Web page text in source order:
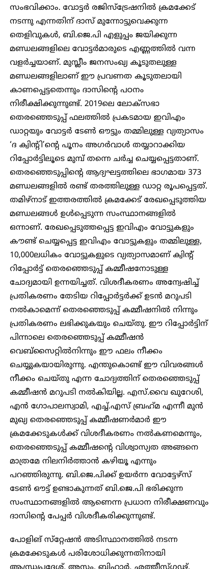
സംഭവിക്കാം. വോട്ടർ രജിസ്‌ട്രേഷനിൽ ക്രമക്കേട്
നടന്നു എന്നതിന് ദാസ് മുന്നോട്ടുവെക്കുന്ന
തെളിവുകൾ, ബി.ജെ.പി എളുപ്പം ജയിക്കുന്ന
മണ്ഡലങ്ങളിലെ വോട്ടർമാരുടെ എണ്ണത്തിൽ വന്ന
വളർച്ചയാണ്. മുസ്ലീം ജനസംഖ്യ കൂടുതലുള്ള
മണ്ഡലങ്ങളിലാണ് ഈ പ്രവണത കൂടുതലായി
കാണപ്പെട്ടതെന്നും ദാസിന്റെ പഠനം
നിരീക്ഷിക്കുന്നുണ്ട്. 2019ലെ ലോക്‌സഭാ
തെരഞ്ഞെടുപ്പ് ഫലത്തിൽ പ്രകടമായ ഇവിഎം
ഡാറ്റയും വോട്ടർ ടേൺ ഔട്ടും തമ്മിലുള്ള വ്യത്യാസം
‘ദ ക്വിന്റി’ന്റെ പൂനം അഗർവാൾ തയ്യാറാക്കിയ
റിപ്പോർട്ടിലൂടെ മുമ്പ് തന്നെ ചർച്ച ചെയ്യപ്പെട്ടതാണ്.
തെരഞ്ഞെടുപ്പിന്റെ ആദ്യഘട്ടത്തിലെ ഭാഗമായ 373
മണ്ഡലങ്ങളിൽ രണ്ട് തരത്തിലുള്ള ഡാറ്റ രൂപപ്പെട്ടത്.
തമിഴ്‌നാട് ഇത്തരത്തിൽ ക്രമക്കേട് രേഖപ്പെടുത്തിയ
മണ്ഡലങ്ങൾ ഉൾപ്പെടുന്ന സംസ്ഥാനങ്ങളിൽ
ഒന്നാണ്. രേഖപ്പെടുത്തപ്പെട്ട ഇവിഎം വോട്ടുകളും
കൗണ്ട് ചെയ്യപ്പെട്ട ഇവിഎം വോട്ടുകളും തമ്മിലുള്ള,
10,000ലധികം വോട്ടുകളുടെ വ്യത്യാസമാണ് ക്വിന്റ്
റിപ്പോർട്ട് തെരഞ്ഞെടുപ്പ് കമ്മീഷനോടുള്ള
ചോദ്യമായി ഉന്നയിച്ചത്. വിശദീകരണം അന്വേഷിച്ച്
പ്രതികരണം തേടിയ റിപ്പോർട്ടർക്ക് ഉടൻ മറുപടി
നൽകാമെന്ന് തെരഞ്ഞെടുപ്പ് കമ്മീഷനിൽ നിന്നും
പ്രതികരണം ലഭിക്കുകയും ചെയ്തു. ഈ റിപ്പോർട്ടിന്
പിന്നാലെ തെരഞ്ഞെടുപ്പ് കമ്മീഷൻ
വെബ്‌സൈറ്റിൽനിന്നും ഈ ഫലം നീക്കം
ചെയ്യുകയായിരുന്നു. എന്തുകൊണ്ട് ഈ വിവരങ്ങൾ
നീക്കം ചെയ്തു എന്ന ചോദ്യത്തിന് തെരഞ്ഞെടുപ്പ്
കമ്മീഷൻ മറുപടി നൽകിയില്ല. എസ്.വൈ ഖുറേശി,
എൻ ഗോപാലസ്വാമി, എച്ച്.എസ് ബ്രഹ്‌മ എന്നീ മുൻ
മുഖ്യ തെരഞ്ഞെടുപ്പ് കമ്മീഷണർമാർ ഈ
ക്രമക്കേടുകൾക്ക് വിശദീകരണം നൽകണമെന്നും,
തെരഞ്ഞെടുപ്പ് കമ്മീഷന്റെ വിശ്വാസ്യത അങ്ങനെ
മാത്രമേ നിലനിർത്താൻ കഴിയൂ എന്നും
പറഞ്ഞിരുന്നു. ബി.ജെ.പിക്ക് ഉയർന്ന വോട്ടേഴ്‌സ്
ടേൺ ഔട്ട് ഉണ്ടാകുന്നത് ബി.ജെ.പി ഭരിക്കുന്ന
സംസ്ഥാനങ്ങളിൽ ആണെന്ന പ്രധാന നിരീക്ഷണവും
ദാസിന്റെ പേപ്പർ വിശദീകരിക്കുന്നുണ്ട്.
പോളിങ് സ്‌റ്റേഷൻ അടിസ്ഥാനത്തിൽ നടന്ന
ക്രമക്കേടുകൾ പരിശോധിക്കുന്നതിനായി